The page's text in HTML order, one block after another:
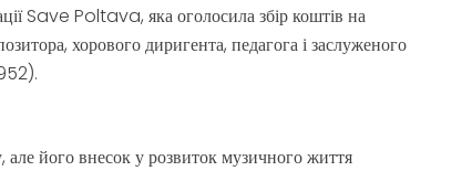
Save Poltava, яка оголосила збір коштів на
хорового диригента, педагога і заслуженого
його внесок у розвиток музичного життя